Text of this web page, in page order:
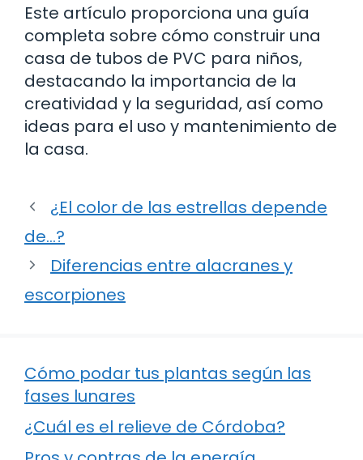
Este artículo proporciona una guía
completa sobre cómo construir una
casa de tubos de PVC para niños,
destacando la importancia de la
creatividad y la seguridad, así como
ideas para el uso y mantenimiento de
la casa.
¿El color de las estrellas depende
de…?
Diferencias entre alacranes y
escorpiones
Cómo podar tus plantas según las
fases lunares
¿Cuál es el relieve de Córdoba?